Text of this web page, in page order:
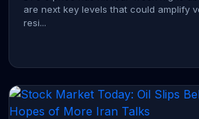
are next key levels that could amplify
resi...